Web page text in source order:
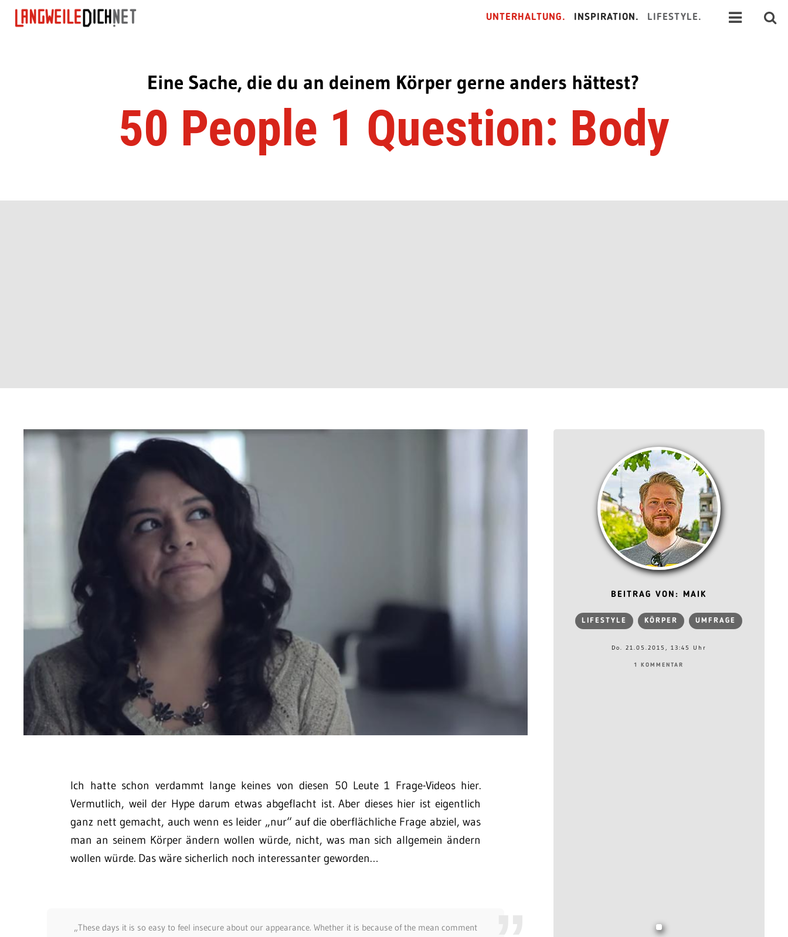
UNTERHALTUNG. INSPIRATION. LIFESTYLE.
Eine Sache, die du an deinem Körper gerne anders hättest?
50 People 1 Question: Body
Ich hatte schon verdammt lange keines von diesen 50 Leute 1 Frage-Videos hier.
Vermutlich, weil der Hype darum etwas abgeflacht ist. Aber dieses hier ist eigentlich
ganz nett gemacht, auch wenn es leider „nur“ auf die oberflächliche Frage abziel, was
man an seinem Körper ändern wollen würde, nicht, was man sich allgemein ändern
wollen würde. Das wäre sicherlich noch interessanter geworden…
„These days it is so easy to feel insecure about our appearance. Whether it is because of the mean comment
BEITRAG VON: MAIK
LIFESTYLE KÖRPER UMFRAGE
Do. 21.05.2015, 13:45 Uhr
1 KOMMENTAR